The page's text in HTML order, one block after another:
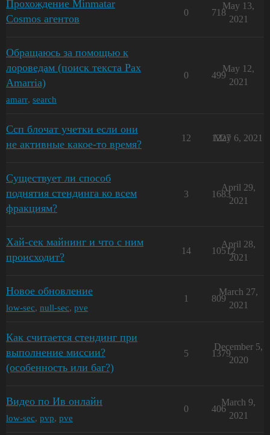
Прохождение Minmatar
Cosmos агентов
0 718
May 13,
2021
Обращаюсь за помощью к
лороведам (поиск текста Pax
Amarria)
amarr, search
0 499
May 12,
2021
Ссп блочат учетки если они
не активные какое-то время?
12 1227
May 6, 2021
Существует ли способ
поднятия стендинга ко всем
фракциям?
3 1683
April 29,
2021
Хай-сек майнинг и что с ним
происходит?
14 10512
April 28,
2021
Новое обновление
low-sec, null-sec, pve
1 809
March 27,
2021
Как считается стендинг при
выполнение миссии?
(особенность или баг?)
5 1379
December 5,
2020
Видео по Ив онлайн
low-sec, pvp, pve
0 406
March 9,
2021